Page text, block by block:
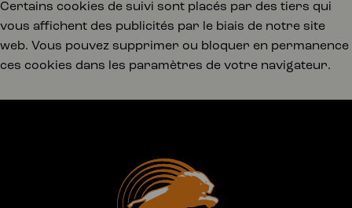
Certains cookies de suivi sont placés par des tiers qui
vous affichent des publicités par le biais de notre site
web. Vous pouvez supprimer ou bloquer en permanence
ces cookies dans les paramètres de votre navigateur.